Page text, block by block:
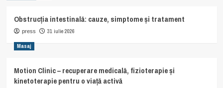
Obstrucția intestinală: cauze, simptome și tratament
press 31 iulie 2026
Masaj
Motion Clinic – recuperare medicală, fizioterapie și
kinetoterapie pentru o viață activă